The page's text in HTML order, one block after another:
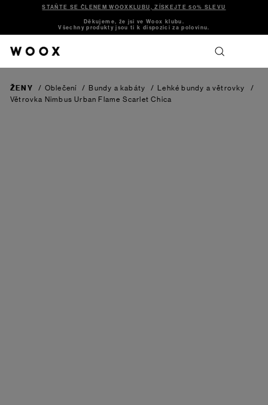
STAŇTE SE ČLENEM WOOXKLUBU, ZÍSKEJTE 50% SLEVU
Děkujeme, že jsi ve Woox klubu.
Všechny produkty jsou ti k dispozici za polovinu.
ŽENY / Oblečení / Bundy a kabáty / Lehké bundy a větrovky
/
Větrovka Nimbus Urban Flame Scarlet Chica